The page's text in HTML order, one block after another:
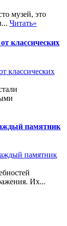
музей, это
Читать»
классических
памятник
Их...